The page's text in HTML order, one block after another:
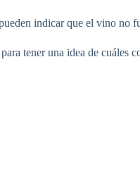
indicar que el vino no
tener una idea de cuáles